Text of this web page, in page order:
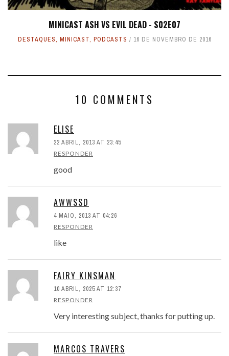
MINICAST ASH VS EVIL DEAD - S02E07
DESTAQUES, MINICAST, PODCASTS 16 DE NOVEMBRO DE 2016
10 COMMENTS
ELISE
22 ABRIL, 2013 AT 23:45
RESPONDER
good
AWWSSD
4 MAIO, 2013 AT 04:26
RESPONDER
like
FAIRY KINSMAN
10 ABRIL, 2025 AT 12:37
RESPONDER
Very interesting subject, thanks for putting up.
MARCOS TRAVERS